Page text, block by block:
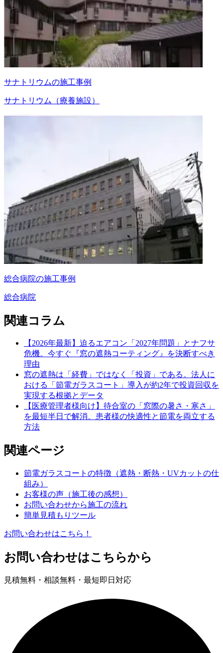
サナトリウムの施工事例
サナトリウム（療養施設）
総合病院の施工事例
総合病院
関連コラム
【2026年最新】迫るエアコン「2027年問題」とナフサ
危機。今すぐ『窓の遮熱コーティング』を決断すべき
理由
窓の遮熱は「経費」ではなく「投資」である。法人に
おける「節電ガラスコート」導入が約2年で投資回収を
実現する根拠とデータ
【医療管理者様向け】待合室の「窓際の暑さ・寒さ」
を最短半日で解消。患者様の快適性と節電を両立する
方法
関連ページ
節電ガラスコートの特徴（遮熱・断熱・UVカットの仕
組み）
お客様の声（施工後の感想）
お問い合わせから施工の流れ
簡単見積もりツール
お問い合わせはこちら！
お問い合わせはこちらから
見積無料・相談無料・最短即日対応